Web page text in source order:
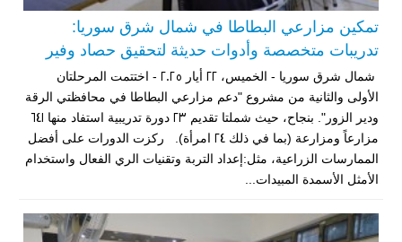
تمكين مزارعي البطاطا في شمال شرق سوريا:
تدريبات متخصصة وأدوات حديثة لتحقيق حصاد وفير
شمال شرق سوريا - الخميس، 22 أيار 2025 - اختتمت المرحلتان
الأولى والثانية من مشروع "دعم مزارعي البطاطا في محافظتي الرقة
ودير الزور". بنجاح، حيث شملتا تقديم 23 دورة تدريبية استفاد منها 641
مزارعاً ومزارعة (بما في ذلك 24 امرأة). ركزت الدورات على أفضل
الممارسات الزراعية، مثل:إعداد التربة وتقنيات الري الفعال واستخدام
الأمثل الأسمدة المبيدات...